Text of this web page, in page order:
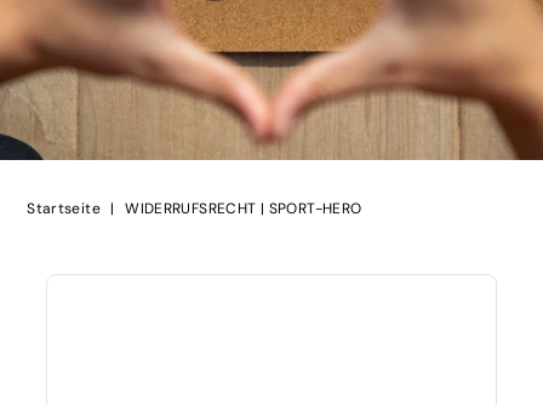
Startseite | WIDERRUFSRECHT | SPORT-HERO